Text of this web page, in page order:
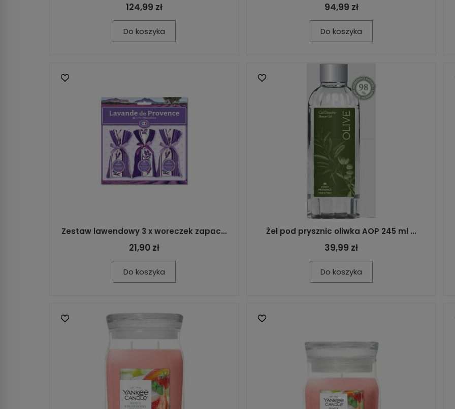
124,99 zł
Do koszyka
94,99 zł
Do koszyka
Zestaw lawendowy 3 x woreczek zapac...
21,90 zł
Do koszyka
Żel pod prysznic oliwka AOP 245 ml ...
39,99 zł
Do koszyka